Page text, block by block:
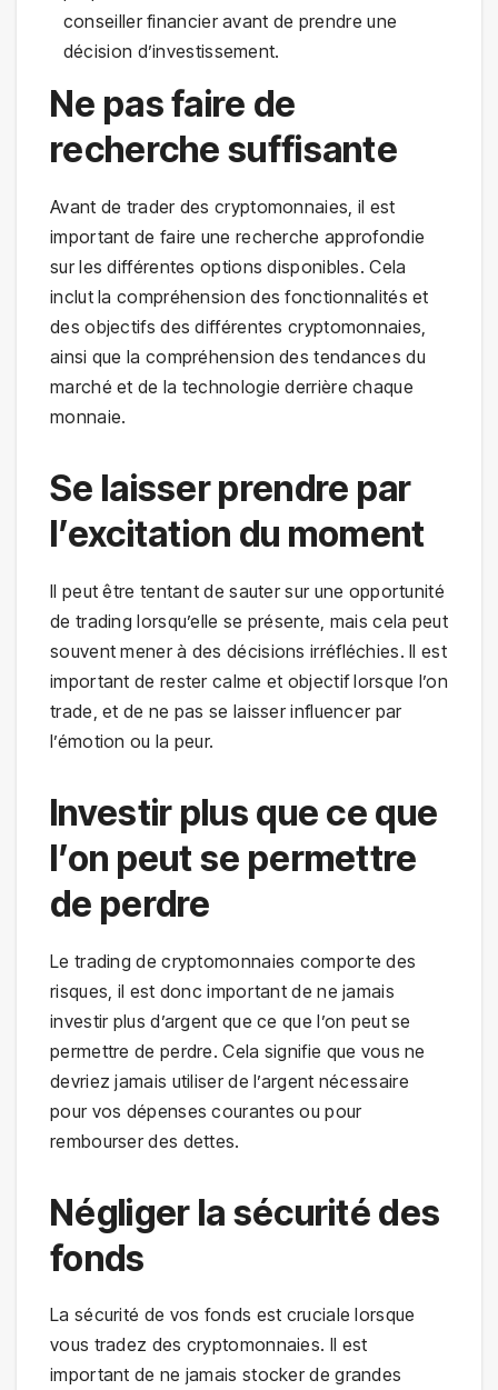
conseiller financier avant de prendre une
décision d’investissement.
Ne pas faire de
recherche suffisante
Avant de trader des cryptomonnaies, il est
important de faire une recherche approfondie
sur les différentes options disponibles. Cela
inclut la compréhension des fonctionnalités et
des objectifs des différentes cryptomonnaies,
ainsi que la compréhension des tendances du
marché et de la technologie derrière chaque
monnaie.
Se laisser prendre par
l’excitation du moment
Il peut être tentant de sauter sur une opportunité
de trading lorsqu’elle se présente, mais cela peut
souvent mener à des décisions irréfléchies. Il est
important de rester calme et objectif lorsque l’on
trade, et de ne pas se laisser influencer par
l’émotion ou la peur.
Investir plus que ce que
l’on peut se permettre
de perdre
Le trading de cryptomonnaies comporte des
risques, il est donc important de ne jamais
investir plus d’argent que ce que l’on peut se
permettre de perdre. Cela signifie que vous ne
devriez jamais utiliser de l’argent nécessaire
pour vos dépenses courantes ou pour
rembourser des dettes.
Négliger la sécurité des
fonds
La sécurité de vos fonds est cruciale lorsque
vous tradez des cryptomonnaies. Il est
important de ne jamais stocker de grandes